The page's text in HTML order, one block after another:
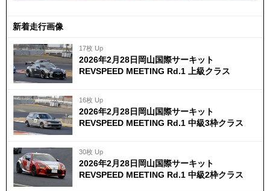
新着走行画像
17枚 Up
2026年2月28日岡山国際サーキット
REVSPEED MEETING Rd.1 上級クラス
16枚 Up
2026年2月28日岡山国際サーキット
REVSPEED MEETING Rd.1 中級3枠クラス
30枚 Up
2026年2月28日岡山国際サーキット
REVSPEED MEETING Rd.1 中級2枠クラス